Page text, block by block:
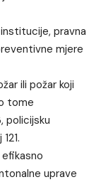
pravna
mjere
ili požar koji
tome
policijsku
uprave